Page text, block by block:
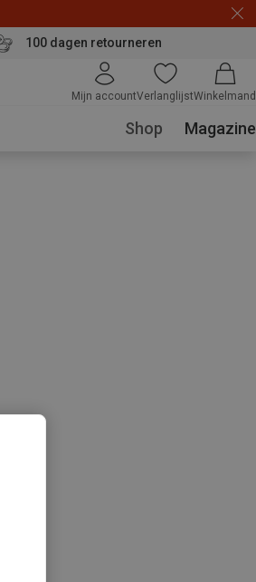
100 dagen retourneren
Mijn accountVerlanglijstWinkelmand
Shop Magazine